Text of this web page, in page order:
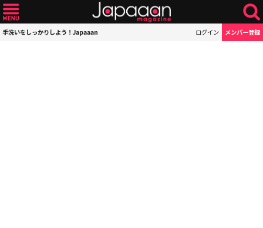
手洗いをしっかりしよう！Japaaan ログイン メンバー登録